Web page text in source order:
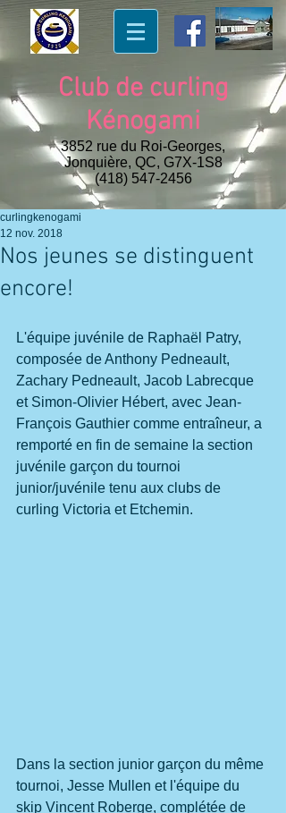
Club de curling
Kénogami
3852 rue du Roi-Georges,
Jonquière, QC, G7X-1S8
(418) 547-2456
Nos jeunes se distinguent
encore!
curlingkenogami
12 nov. 2018
L'équipe juvénile de Raphaël Patry,
composée de Anthony Pedneault,
Zachary Pedneault, Jacob Labrecque
et Simon-Olivier Hébert, avec Jean-
François Gauthier comme entraîneur, a
remporté en fin de semaine la section
juvénile garçon du tournoi
junior/juvénile tenu aux clubs de
curling Victoria et Etchemin.
Dans la section junior garçon du même
tournoi, Jesse Mullen et l'équipe du
skip Vincent Roberge, complétée de